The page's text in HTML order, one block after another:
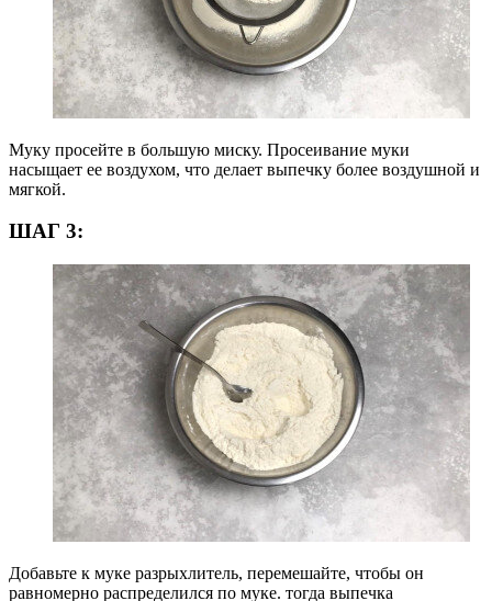
Муку просейте в большую миску. Просеивание муки
насыщает ее воздухом, что делает выпечку более воздушной и
мягкой.
ШАГ 3:
Добавьте к муке разрыхлитель, перемешайте, чтобы он
равномерно распределился по муке. тогда выпечка